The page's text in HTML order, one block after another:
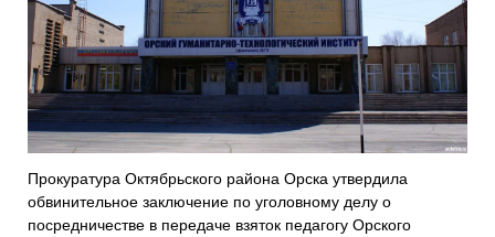
Прокуратура Октябрьского района Орска утвердила
обвинительное заключение по уголовному делу о
посредничестве в передаче взяток педагогу Орского